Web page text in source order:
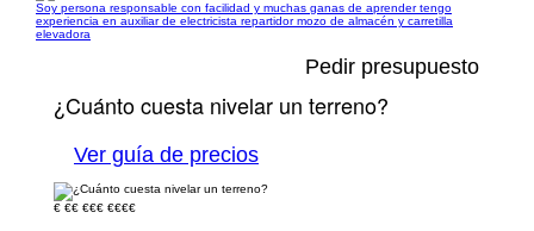
Soy persona responsable con facilidad y muchas ganas de aprender tengo
experiencia en auxiliar de electricista repartidor mozo de almacén y carretilla
elevadora
Pedir presupuesto
¿Cuánto cuesta nivelar un terreno?
Ver guía de precios
€ €€ €€€ €€€€